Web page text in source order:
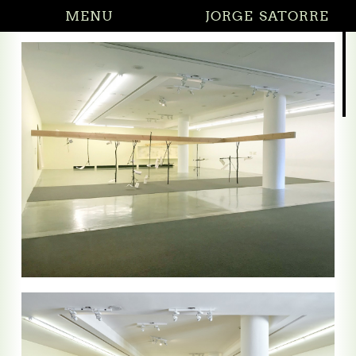
sin decirme nada
sin decirme nada (relieves)
27.02.2026 Did
MENU JORGE SATORRE